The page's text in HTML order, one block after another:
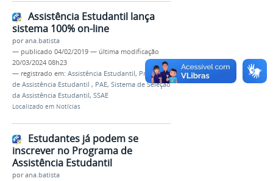
Assistência Estudantil lança
sistema 100% on-line
porana.batista
— publicado 04/02/2019 — última modificação
20/03/2024 08h23
— registrado em: Assistência Estudantil, Programa
de Assistência Estudantil , PAE, Sistema de Seleção
da Assistência Estudantil, SSAE
Localizado em Notícias
Estudantes já podem se
inscrever no Programa de
Assistência Estudantil
porana.batista